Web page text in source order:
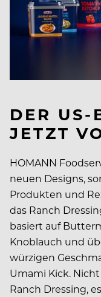
DER US-
JETZT
HOMANN
neuen Designs,
Produkten und
das Ranch
basiert auf
Knoblauch und
würzigen
Umami Kick.
Ranch Dressing,